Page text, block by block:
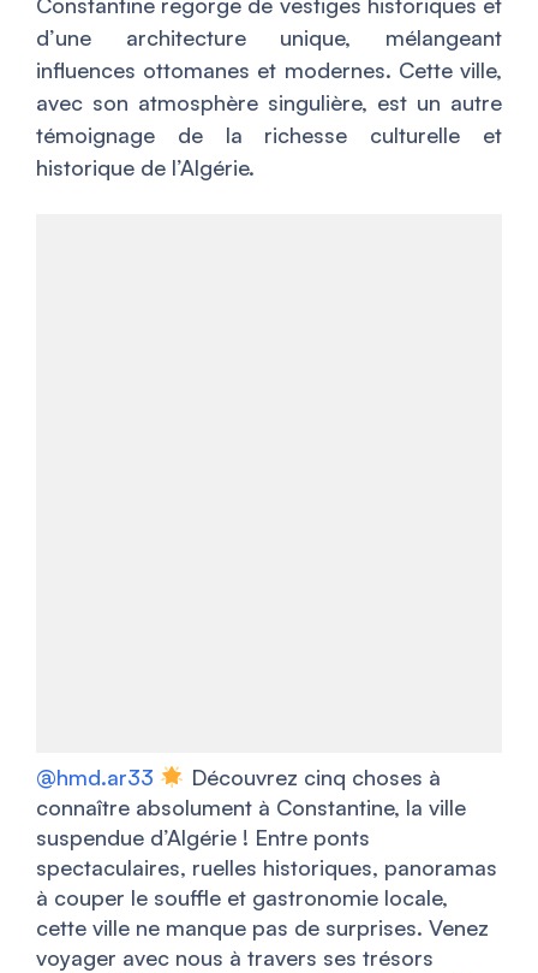
d’une architecture unique, mélangeant
influences ottomanes et modernes. Cette ville,
avec son atmosphère singulière, est un autre
témoignage de la richesse culturelle et
historique de l’Algérie.
@hmd.ar33
Découvrez cinq choses à
connaître absolument à Constantine, la ville
suspendue d’Algérie ! Entre ponts
spectaculaires, ruelles historiques, panoramas
à couper le souffle et gastronomie locale,
cette ville ne manque pas de surprises. Venez
voyager avec nous à travers ses trésors